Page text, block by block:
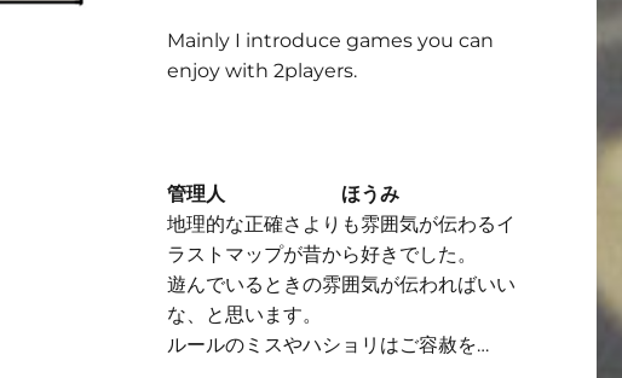
Mainly I introduce games you can
enjoy with 2players.
管理人 ほうみ
地理的な正確さよりも雰囲気が伝わるイ
ラストマップが昔から好きでした。
遊んでいるときの雰囲気が伝わればいい
な、と思います。
ルールのミスやハショリはご容赦を…